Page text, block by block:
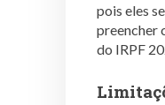
pois eles
preencher
do IRPF